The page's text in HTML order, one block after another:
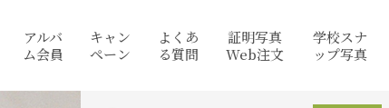
アルバ
ム会員
キャン
ペーン
よくあ
る質問
証明写真
Web注文
学校スナ
ップ写真